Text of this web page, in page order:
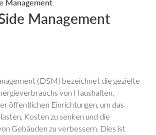
Management
Management
(DSM) bezeichnet die gezielte
von Haushalten,
öffentlichen Einrichtungen, um das
Kosten zu senken und die
Gebäuden zu verbessern. Dies ist